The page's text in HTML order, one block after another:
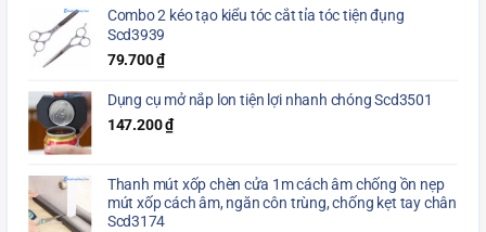
Combo 2 kéo tạo kiểu tóc cắt tỉa tóc tiện đụng
Scd3939
79.700₫
Dụng cụ mở nắp lon tiện lợi nhanh chóng Scd3501
147.200₫
Thanh mút xốp chèn cửa 1m cách âm chống ồn nẹp
mút xốp cách âm, ngăn côn trùng, chống kẹt tay chân
Scd3174